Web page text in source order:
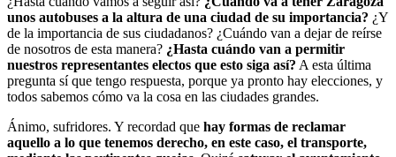
unos autobuses a la altura de una ciudad de su importancia? ¿Y
de la importancia de sus ciudadanos? ¿Cuándo van a dejar de reírse
de nosotros de esta manera? ¿Hasta cuándo van a permitir
nuestros representantes electos que esto siga así? A esta última
pregunta sí que tengo respuesta, porque ya pronto hay elecciones, y
todos sabemos cómo va la cosa en las ciudades grandes.
Ánimo, sufridores. Y recordad que hay formas de reclamar
aquello a lo que tenemos derecho, en este caso, el transporte,